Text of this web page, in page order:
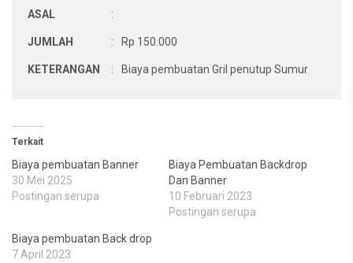
ASAL :
JUMLAH : Rp 150.000
KETERANGAN : Biaya pembuatan Gril penutup Sumur
Terkait
Biaya pembuatan Banner
30 Mei 2025
Postingan serupa
Biaya Pembuatan Backdrop
Dan Banner
10 Februari 2023
Postingan serupa
Biaya pembuatan Back drop
7 April 2023